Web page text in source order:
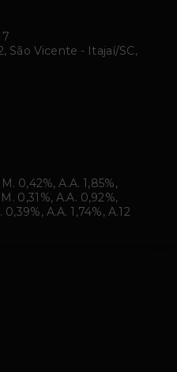
São Vicente - Itajaí/SC,
0,42%, A.A. 1,85%,
0,31%, A.A. 0,92%,
0,39%, A.A. 1,74%, A.12